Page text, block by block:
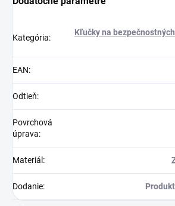
Kategória:
Kľučky na
EAN:
Odtieň:
Povrchová
úprava:
Materiál :
Dodanie: